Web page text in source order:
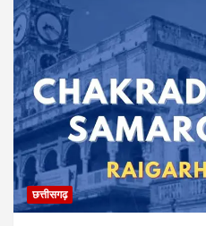
छत्तीसगढ़